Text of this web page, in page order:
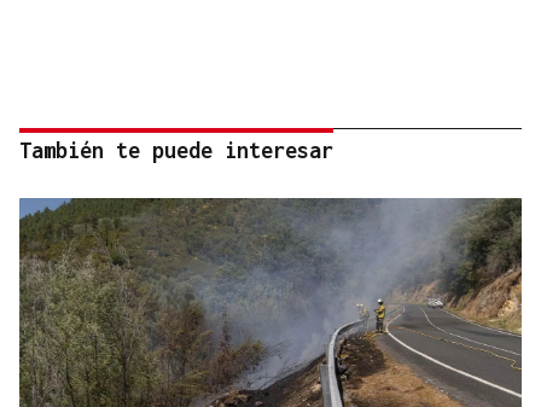
También te puede interesar